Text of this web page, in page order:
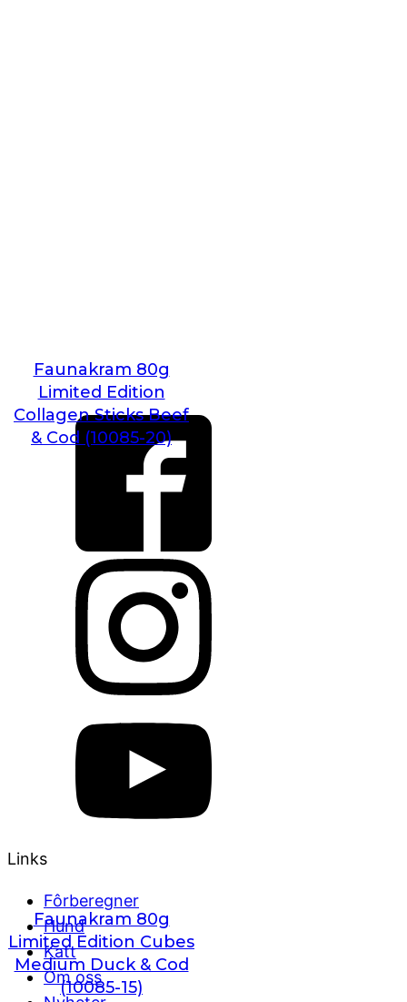
Faunakram 80g
Limited Edition
Collagen Sticks Beef
& Cod (10085-20)
Faunakram 80g
Limited Edition Cubes
Medium Duck & Cod
(10085-15)
Links
Fôrberegner
Hund
Katt
Om oss